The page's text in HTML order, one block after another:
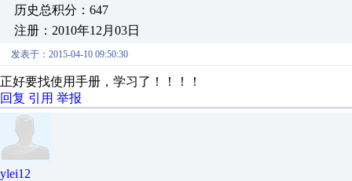
历史总积分：647
注册：2010年12月03日
发表于：2015-04-10 09:50:30
正好要找使用手册，学习了！！！！
回复 引用 举报
ylei12